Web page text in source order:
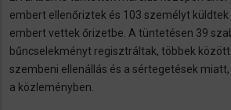
embert ellenőriztek és 103 személyt küldtek
embert vettek őrizetbe. A tüntetésen 39
bűncselekményt regisztráltak, többek között
szembeni ellenállás és a sértegetések
a közleményben.